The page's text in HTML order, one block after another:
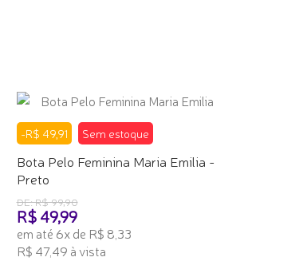
-R$ 49,91 Sem estoque
Bota Pelo Feminina Maria Emilia -
Preto
DE: R$ 99,90
R$ 49,99
em até 6x de R$ 8,33
R$ 47,49 à vista